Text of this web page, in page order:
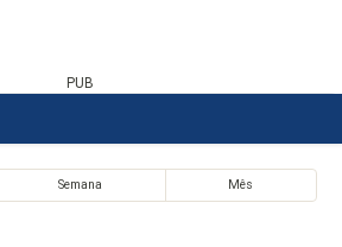
PUB
Semana Mês